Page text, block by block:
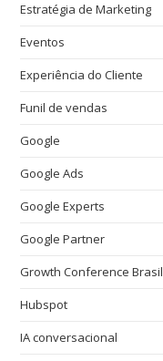
Estratégia de Marketing
Eventos
Experiência do Cliente
Funil de vendas
Google
Google Ads
Google Experts
Google Partner
Growth Conference Brasil
Hubspot
IA conversacional